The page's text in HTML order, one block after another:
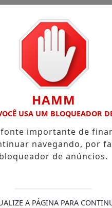
HAMM
USA UM BLOQUEADOR
importante de
navegando, por
bloqueador de anúncios.
A PÁGINA PARA